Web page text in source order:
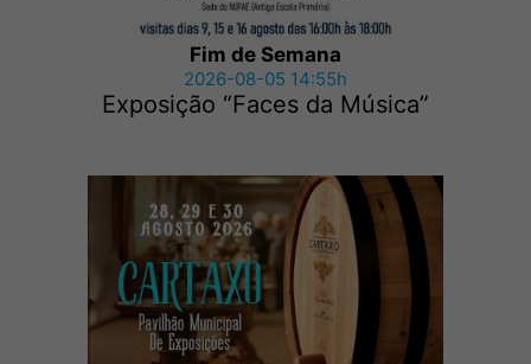
Fim de Semana
2026-08-05 14:55h
Exposição “Faces da Música”